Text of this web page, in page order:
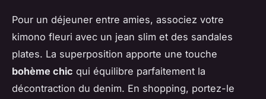
Pour un déjeuner entre amies, associez votre
kimono fleuri avec un jean slim et des sandales
plates. La superposition apporte une touche
bohème chic qui équilibre parfaitement la
décontraction du denim. En shopping, portez-le